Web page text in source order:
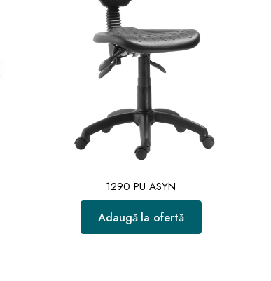
1290 PU ASYN
Adaugă la ofertă